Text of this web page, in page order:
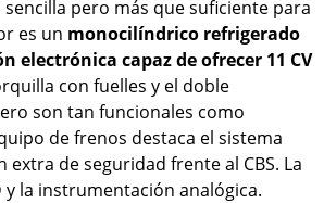
pero más que suficiente para
es un monocilíndrico refrigerado
electrónica capaz de ofrecer 11 CV
con fuelles y el doble
son tan funcionales como
de frenos destaca el sistema
extra de seguridad frente al CBS. La
y la instrumentación analógica.